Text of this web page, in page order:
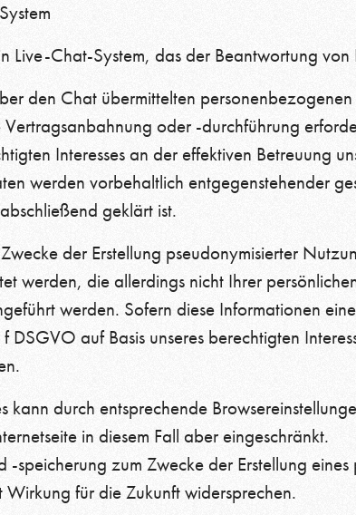
Live-Chat-System, das der Beantwortung
den Chat übermittelten
oder -durchführung
Interesses an der effektiven Betreuung
werden vorbehaltlich entgegenstehender
geklärt ist.
der Erstellung pseudonymisierter
werden, die allerdings nicht Ihrer
werden. Sofern diese Informationen
auf Basis unseres berechtigten
kann durch entsprechende
in diesem Fall aber eingeschränkt.
-speicherung zum Zwecke der Erstellung
für die Zukunft widersprechen.